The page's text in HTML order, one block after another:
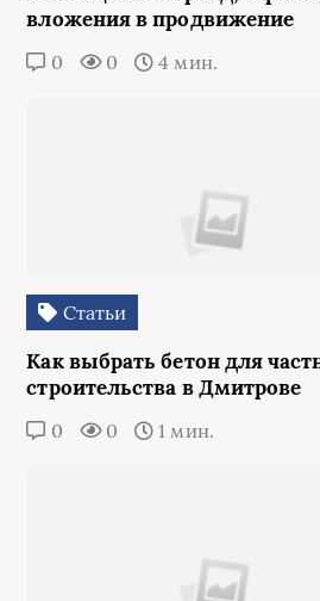
вложения в продвижение
0 0 4 мин.
Статьи
Как выбрать бетон для
строительства в Дмитрове
0 0 1 мин.